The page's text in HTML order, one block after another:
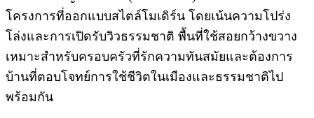
โครงการที่ออกแบบสไตล์โมเดิร์น โดยเน้นความโปร่ง
โล่งและการเปิดรับวิวธรรมชาติ พื้นที่ใช้สอยกว้างขวาง
เหมาะสำหรับครอบครัวที่รักความทันสมัยและต้องการ
บ้านที่ตอบโจทย์การใช้ชีวิตในเมืองและธรรมชาติไป
พร้อมกัน